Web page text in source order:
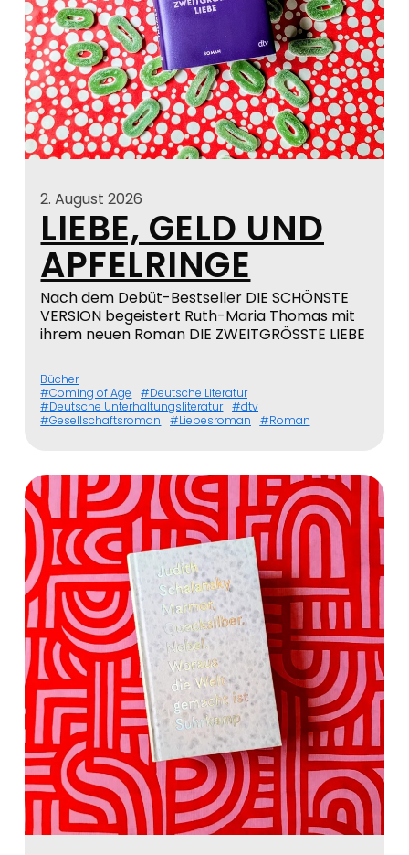
2. August 2026
LIEBE, GELD UND
APFELRINGE
Nach dem Debüt-Bestseller DIE SCHÖNSTE
VERSION begeistert Ruth-Maria Thomas mit
ihrem neuen Roman DIE ZWEITGRÖSSTE LIEBE
Bücher
Coming of Age
Deutsche Literatur
Deutsche Unterhaltungsliteratur
dtv
Gesellschaftsroman
Liebesroman Roman